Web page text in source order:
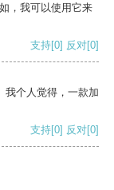
，我可以使用它来
支持[0] 反对[0]
我个人觉得，一款加
支持[0] 反对[0]